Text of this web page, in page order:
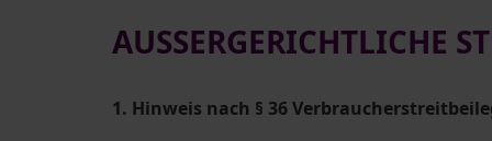
AUSSERGERICHTLICHE
1. Hinweis nach § 36